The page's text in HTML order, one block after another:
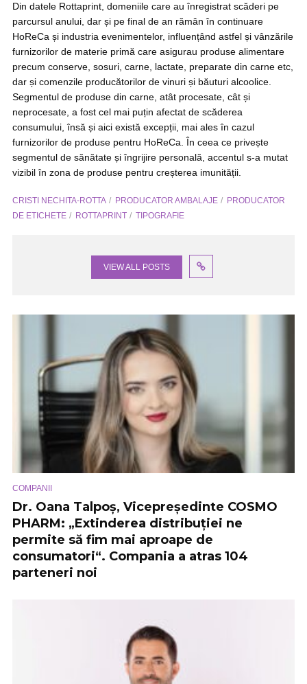
Din datele Rottaprint, domeniile care au înregistrat scăderi pe
parcursul anului, dar și pe final de an rămân în continuare
HoReCa și industria evenimentelor, influențând astfel și vânzările
furnizorilor de materie primă care asigurau produse alimentare
precum conserve, sosuri, carne, lactate, preparate din carne etc,
dar și comenzile producătorilor de vinuri și băuturi alcoolice.
Segmentul de produse din carne, atât procesate, cât și
neprocesate, a fost cel mai puțin afectat de scăderea
consumului, însă și aici există excepții, mai ales în cazul
furnizorilor de produse pentru HoReCa. În ceea ce privește
segmentul de sănătate și îngrijire personală, accentul s-a mutat
vizibil în zona de produse pentru creșterea imunității.
CRISTI NECHITA-ROTTA PRODUCATOR AMBALAJE
PRODUCATOR
DE ETICHETE
ROTTAPRINT TIPOGRAFIE
VIEW ALL POSTS
COMPANII
Dr. Oana Talpoș, Vicepreședinte COSMO
PHARM: „Extinderea distribuției ne
permite să fim mai aproape de
consumatori“. Compania a atras 104
parteneri noi